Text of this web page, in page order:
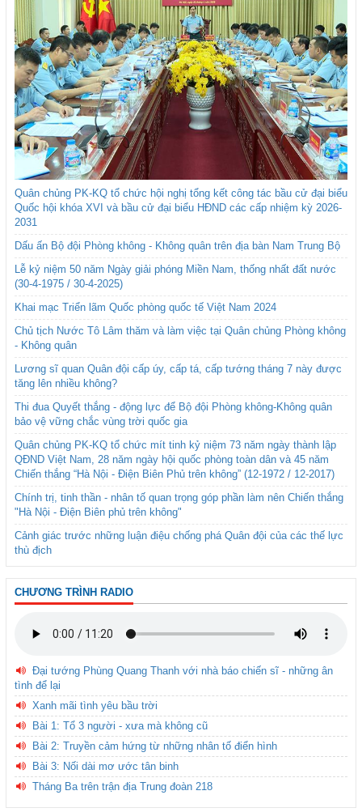
Quân chủng PK-KQ tổ chức hội nghị tổng kết công tác bầu cử đại biểu
Quốc hội khóa XVI và bầu cử đại biểu HĐND các cấp nhiệm kỳ 2026-
2031
Dấu ấn Bộ đội Phòng không - Không quân trên địa bàn Nam Trung Bộ
Lễ kỷ niệm 50 năm Ngày giải phóng Miền Nam, thống nhất đất nước
(30-4-1975 / 30-4-2025)
Khai mạc Triển lãm Quốc phòng quốc tế Việt Nam 2024
Chủ tịch Nước Tô Lâm thăm và làm việc tại Quân chủng Phòng không
- Không quân
Lương sĩ quan Quân đội cấp úy, cấp tá, cấp tướng tháng 7 này được
tăng lên nhiều không?
Thi đua Quyết thắng - động lực để Bộ đội Phòng không-Không quân
bảo vệ vững chắc vùng trời quốc gia
Quân chủng PK-KQ tổ chức mít tinh kỷ niệm 73 năm ngày thành lập
QĐND Việt Nam, 28 năm ngày hội quốc phòng toàn dân và 45 năm
Chiến thắng “Hà Nội - Điện Biên Phủ trên không” (12-1972 / 12-2017)
Chính trị, tinh thần - nhân tố quan trọng góp phần làm nên Chiến thắng
"Hà Nội - Điện Biên phủ trên không"
Cảnh giác trước những luận điệu chống phá Quân đội của các thế lực
thù địch
CHƯƠNG TRÌNH RADIO
Đại tướng Phùng Quang Thanh với nhà báo chiến sĩ - những ân
tình để lại
Xanh mãi tình yêu bầu trời
Bài 1: Tổ 3 người - xưa mà không cũ
Bài 2: Truyền cảm hứng từ những nhân tố điển hình
Bài 3: Nối dài mơ ước tân binh
Tháng Ba trên trận địa Trung đoàn 218